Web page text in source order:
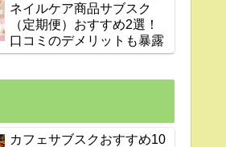
ネイルケア商品サブスク
（定期便）おすすめ2選！
口コミのデメリットも暴露
カフェサブスクおすすめ10